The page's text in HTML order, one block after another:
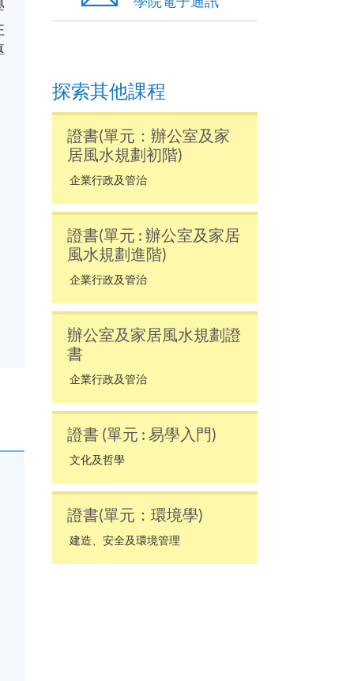
探索其他課程
證書(單元：辦公室及家
居風水規劃初階)
企業行政及管治
證書(單元 : 辦公室及家居
風水規劃進階)
企業行政及管治
辦公室及家居風水規劃證
書
企業行政及管治
證書 (單元 : 易學入門)
文化及哲學
證書(單元：環境學)
建造、安全及環境管理